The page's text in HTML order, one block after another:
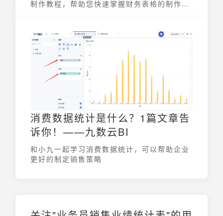
制作教程，帮助您快速掌握财务表格的制作技
消费数据统计是什么？1篇文章告
诉你！——九数云BI
和小九一起学习消费数据统计，可以帮助企业
更好的制定销售策略